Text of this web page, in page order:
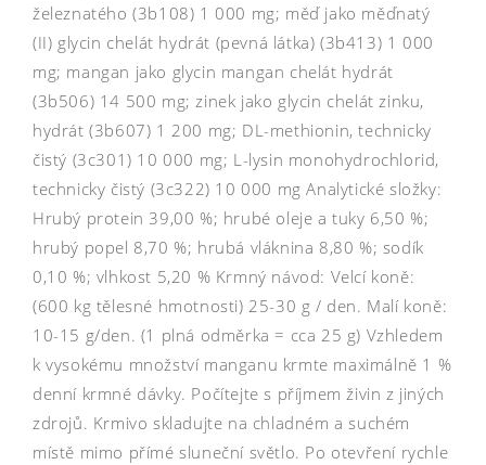
železnatého (3b108) 1 000 mg; měď jako měďnatý
(II) glycin chelát hydrát (pevná látka) (3b413) 1 000
mg; mangan jako glycin mangan chelát hydrát
(3b506) 14 500 mg; zinek jako glycin chelát zinku,
hydrát (3b607) 1 200 mg; DL-methionin, technicky
čistý (3c301) 10 000 mg; L-lysin monohydrochlorid,
technicky čistý (3c322) 10 000 mg Analytické složky:
Hrubý protein 39,00 %; hrubé oleje a tuky 6,50 %;
hrubý popel 8,70 %; hrubá vláknina 8,80 %; sodík
0,10 %; vlhkost 5,20 % Krmný návod: Velcí koně:
(600 kg tělesné hmotnosti) 25-30 g / den. Malí koně:
10-15 g/den. (1 plná odměrka = cca 25 g) Vzhledem
k vysokému množství manganu krmte maximálně 1 %
denní krmné dávky. Počítejte s příjmem živin z jiných
zdrojů. Krmivo skladujte na chladném a suchém
místě mimo přímé sluneční světlo. Po otevření rychle